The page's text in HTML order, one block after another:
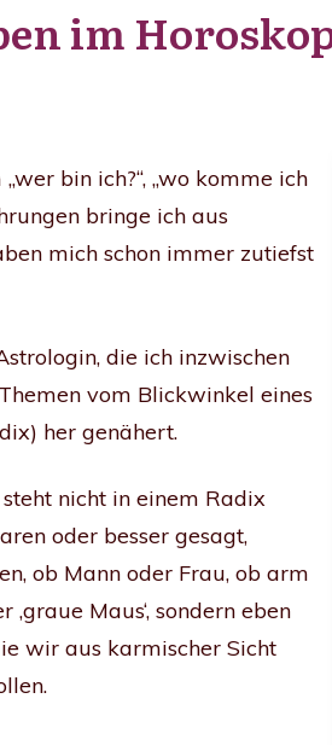
im
bin ich?“, „wo komme ich
bringe ich aus
mich schon immer zutiefst
die ich inzwischen
vom Blickwinkel eines
her genähert.
steht nicht in einem Radix
oder besser gesagt,
ob Mann oder Frau, ob arm
Maus‘, sondern eben
wir aus karmischer Sicht